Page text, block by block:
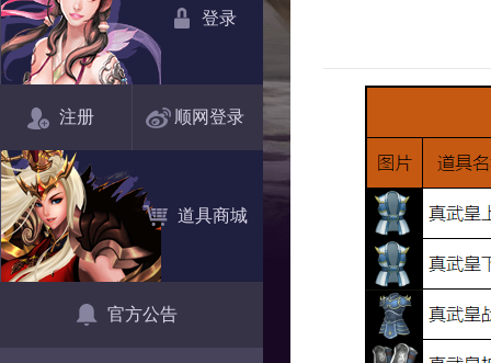
登录
注册 顺网登录
道具商城
官方公告